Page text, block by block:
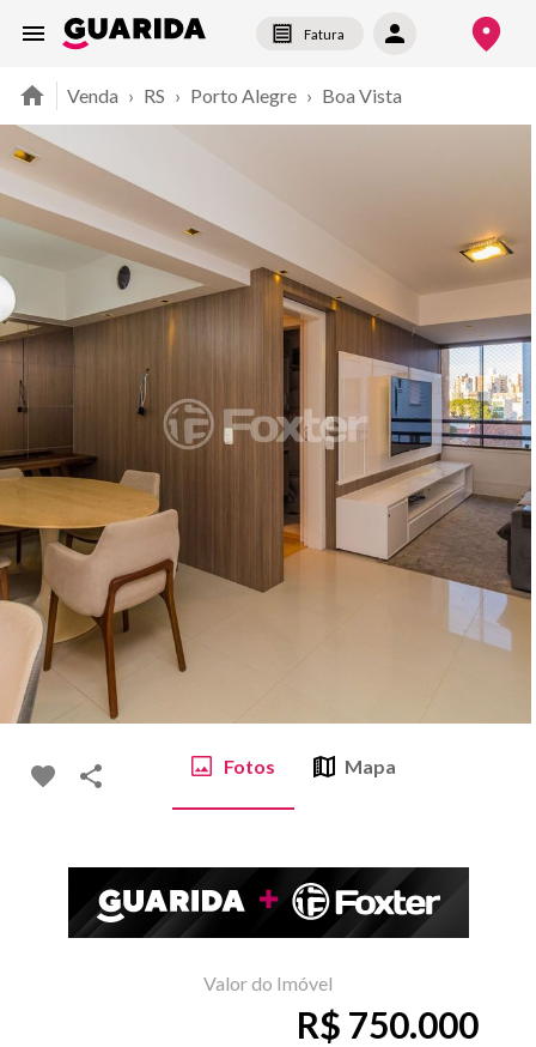
Fatura
Venda › RS › Porto Alegre › Boa Vista
Fotos Mapa
Valor do Imóvel
R$ 750.000